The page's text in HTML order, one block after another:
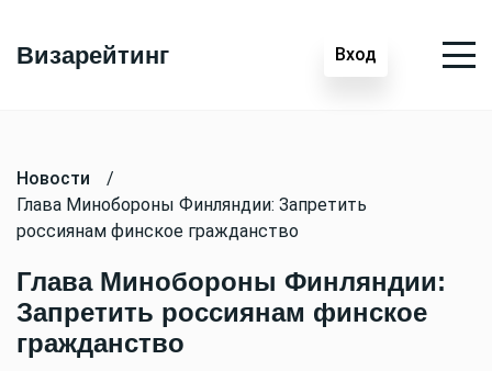
Визарейтинг Вход
Новости
/
Глава Минобороны Финляндии: Запретить
россиянам финское гражданство
Глава Минобороны Финляндии:
Запретить россиянам финское
гражданство